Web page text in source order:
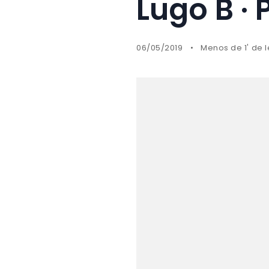
Lugo B ·
06/05/2019 Menos de 1' de